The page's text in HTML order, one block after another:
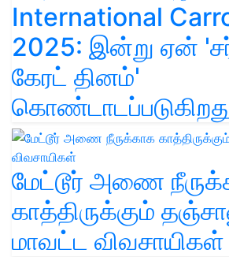
International
2025: இன்று ஏன்
கேரட் தினம்'
மேட்டூர் அணை
காத்திருக்கும்
மாவட்ட விவசாயிகள்